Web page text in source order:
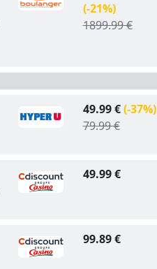
(-21%)
1899.99 €
49.99 €(-37%)
79.99 €
49.99 €
99.89 €